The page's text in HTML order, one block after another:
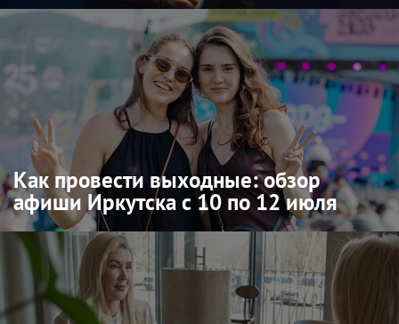
Как провести выходные: обзор
афиши Иркутска с 10 по 12 июля